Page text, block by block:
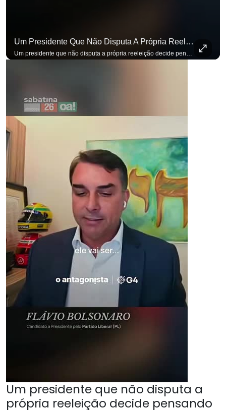
Um Presidente Que Não Disputa A Própria Reeleição Decide Pensando Em Quem Vem Depois.
Um presidente que não disputa a própria reeleição decide pensando em quem vem depois. Foi assim que Flávio Bolsonaro defendeu a PEC do fim da reeleição, primeira das medidas que citou para o ambiente de negócios. Se você busca informação com credibilidade, inscreva-se agora e ative o
Um presidente que não disputa a
própria reeleição decide pensando